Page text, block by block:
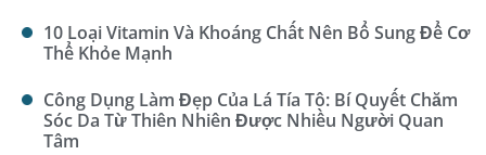
10 Loại Vitamin Và Khoáng Chất Nên Bổ Sung Để Cơ
Thể Khỏe Mạnh
Công Dụng Làm Đẹp Của Lá Tía Tô: Bí Quyết Chăm
Sóc Da Từ Thiên Nhiên Được Nhiều Người Quan
Tâm